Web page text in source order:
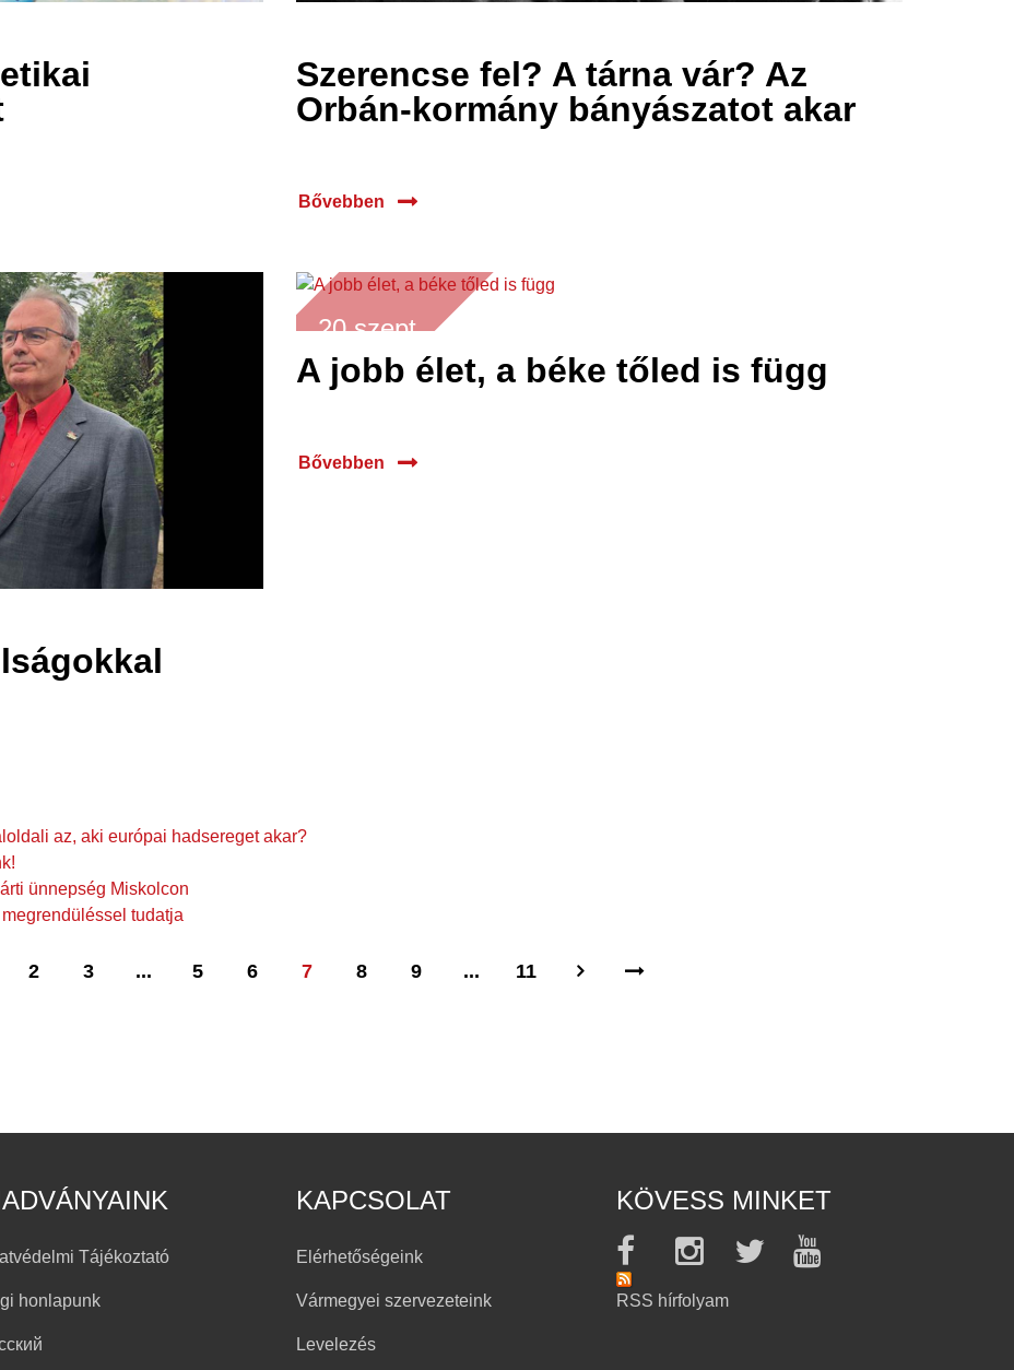
Szerencse fel? A tárna vár? Az
Orbán-kormány bányászatot akar
Bővebben
20 szept.
2022
A jobb élet, a béke tőled is függ
Bővebben
az, aki európai hadsereget akar?
ünnepség Miskolcon
tudatja
2 3 ... 5 6 7 8 9 ... 11
Tájékoztató
honlapunk
KAPCSOLAT
Elérhetőségeink
Vármegyei szervezeteink
Levelezés
KÖVESS MINKET
RSS hírfolyam